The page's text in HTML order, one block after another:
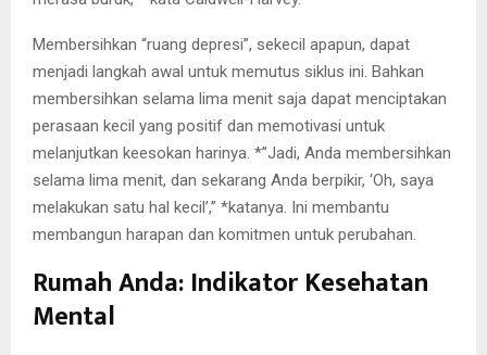
Membersihkan “ruang depresi”, sekecil apapun, dapat
menjadi langkah awal untuk memutus siklus ini. Bahkan
membersihkan selama lima menit saja dapat menciptakan
perasaan kecil yang positif dan memotivasi untuk
melanjutkan keesokan harinya. *”Jadi, Anda membersihkan
selama lima menit, dan sekarang Anda berpikir, ‘Oh, saya
melakukan satu hal kecil’,” *katanya. Ini membantu
membangun harapan dan komitmen untuk perubahan.
Rumah Anda: Indikator Kesehatan
Mental